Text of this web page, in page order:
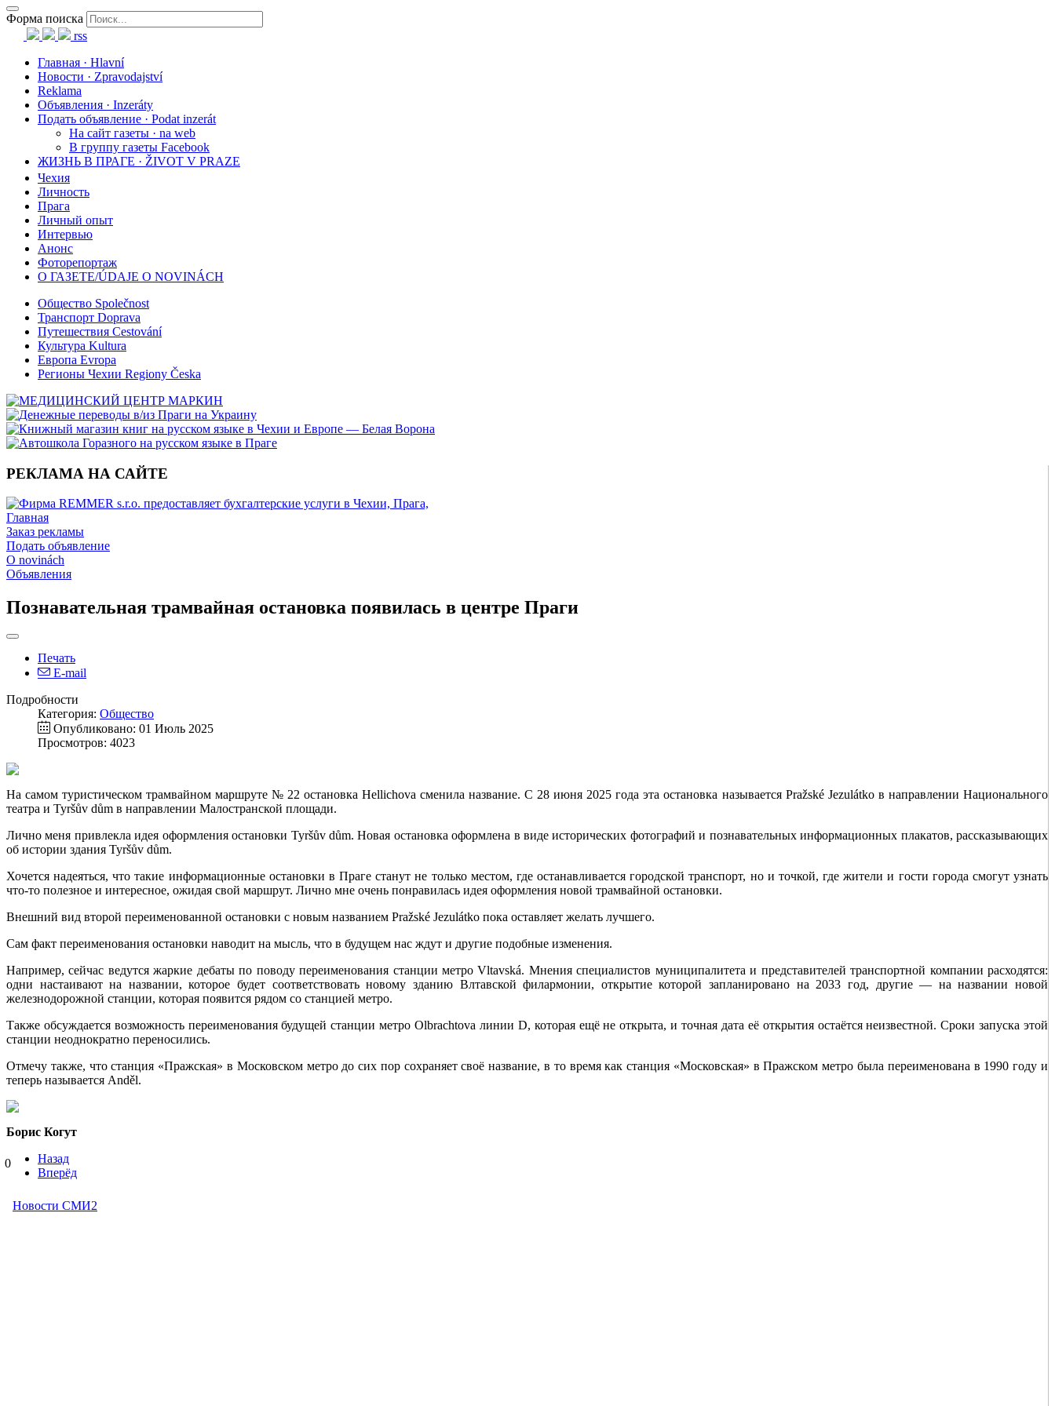
Форма поиска
rss
Главная · Hlavní
Новости · Zpravodajství
Reklama
Объявления · Inzeráty
Подать объявление · Podat inzerát
На сайт газеты · na web
В группу газеты Facebook
ЖИЗНЬ В ПРАГЕ · ŽIVOT V PRAZE
Чехия
Личность
Прага
Личный опыт
Интервью
Анонс
Фоторепортаж
О ГАЗЕТЕ/ÚDAJE O NOVINÁCH
Общество Společnost
Транспорт Doprava
Путешествия Cestování
Культура Kultura
Европа Evropa
Регионы Чехии Regiony Česka
РЕКЛАМА НА САЙТЕ
Главная
Заказ рекламы
Подать объявление
O novinách
Объявления
Познавательная трамвайная остановка появилась в центре Праги
Печать
E-mail
Подробности
Категория: Общество
Опубликовано: 01 Июль 2025
Просмотров: 4023
На самом туристическом трамвайном маршруте № 22 остановка Hellichova сменила название. С 28 июня 2025 года эта остановка называется Pražské Jezulátko в направлении Национального
театра и Tyršův dům в направлении Малостранской площади.
Лично меня привлекла идея оформления остановки Tyršův dům. Новая остановка оформлена в виде исторических фотографий и познавательных информационных плакатов, рассказывающих
об истории здания Tyršův dům.
Хочется надеяться, что такие информационные остановки в Праге станут не только местом, где останавливается городской транспорт, но и точкой, где жители и гости города смогут узнать
что-то полезное и интересное, ожидая свой маршрут. Лично мне очень понравилась идея оформления новой трамвайной остановки.
Внешний вид второй переименованной остановки с новым названием Pražské Jezulátko пока оставляет желать лучшего.
Сам факт переименования остановки наводит на мысль, что в будущем нас ждут и другие подобные изменения.
Например, сейчас ведутся жаркие дебаты по поводу переименования станции метро Vltavská. Мнения специалистов муниципалитета и представителей транспортной компании расходятся:
одни настаивают на названии, которое будет соответствовать новому зданию Влтавской филармонии, открытие которой запланировано на 2033 год, другие — на названии новой
железнодорожной станции, которая появится рядом со станцией метро.
Также обсуждается возможность переименования будущей станции метро Olbrachtova линии D, которая ещё не открыта, и точная дата её открытия остаётся неизвестной. Сроки запуска этой
станции неоднократно переносились.
Отмечу также, что станция «Пражская» в Московском метро до сих пор сохраняет своё название, в то время как станция «Московская» в Пражском метро была переименована в 1990 году и
теперь называется Anděl.
Борис Когут
0
Назад
Вперёд